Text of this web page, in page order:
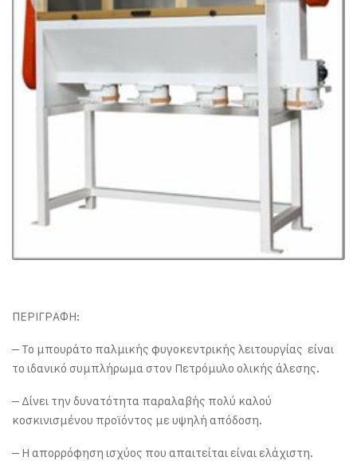
ΠΕΡΙΓΡΑΦΗ:
– Το μπουράτο παλμικής φυγοκεντρικής λειτουργίας είναι
το ιδανικό συμπλήρωμα στον Πετρόμυλο ολικής άλεσης.
– Δίνει την δυνατότητα παραλαβής πολύ καλού
κοσκινισμένου προϊόντος με υψηλή απόδοση.
– Η απορρόφηση ισχύος που απαιτείται είναι ελάχιστη.